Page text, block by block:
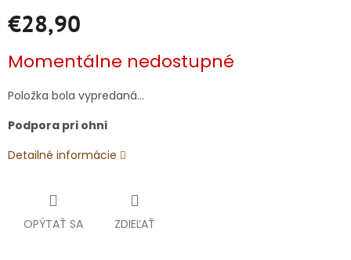
€28,90
cena:
Momentálne nedostupné
Položka bola vypredaná…
Podpora pri ohni
Detailné informácie
OPÝTAŤ SA ZDIEĽAŤ